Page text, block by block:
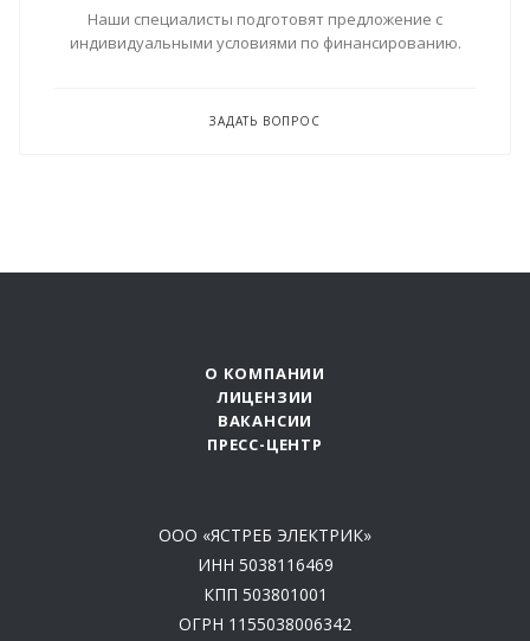
Наши специалисты подготовят предложение с
индивидуальными условиями по финансированию.
ЗАДАТЬ ВОПРОС
О КОМПАНИИ
ЛИЦЕНЗИИ
ВАКАНСИИ
ПРЕСС-ЦЕНТР
ООО «ЯСТРЕБ ЭЛЕКТРИК»
ИНН 5038116469
КПП 503801001
ОГРН 1155038006342